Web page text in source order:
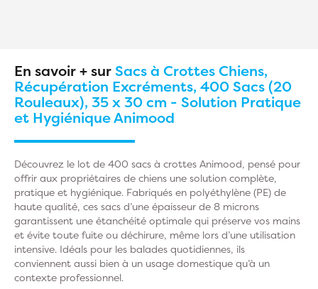
En savoir + surSacs à Crottes Chiens,
Récupération Excréments, 400 Sacs (20
Rouleaux), 35 x 30 cm - Solution Pratique
et Hygiénique Animood
Découvrez le lot de 400 sacs à crottes Animood, pensé pour
offrir aux propriétaires de chiens une solution complète,
pratique et hygiénique. Fabriqués en polyéthylène (PE) de
haute qualité, ces sacs d’une épaisseur de 8 microns
garantissent une étanchéité optimale qui préserve vos mains
et évite toute fuite ou déchirure, même lors d’une utilisation
intensive. Idéals pour les balades quotidiennes, ils
conviennent aussi bien à un usage domestique qu’à un
contexte professionnel.